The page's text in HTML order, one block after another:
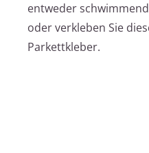
entweder
oder verkleben Sie
Parkettkleber.